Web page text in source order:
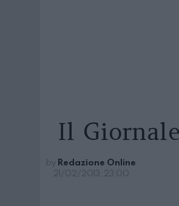
Il
by Redazione Online
21/02/2013, 23:00